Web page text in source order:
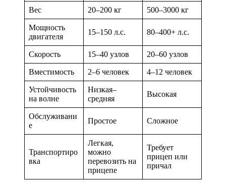
Вес 20–200 кг 500–3000 кг
Мощность
двигателя
15–150 л.с. 80–400+ л.с.
Скорость 15–40 узлов 20–60 узлов
Вместимость 2–6 человек 4–12 человек
Устойчивость
на волне
Низкая–
средняя
Высокая
Обслуживани
е
Простое Сложное
Транспортиро
вка
Легкая,
можно
перевозить на
прицепе
Требует
прицеп или
причал